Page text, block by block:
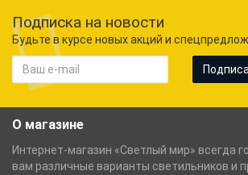
Подписка на новости
Будьте в курсе новых акций и
О магазине
Интернет-магазин «Светлый мир» всегда
вам различные варианты светильников и